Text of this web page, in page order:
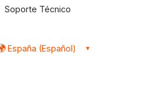
Soporte Técnico
España (Español)